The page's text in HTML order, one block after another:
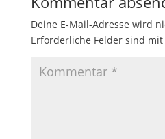
Deine E-Mail-Adresse wird
Erforderliche Felder sind mit